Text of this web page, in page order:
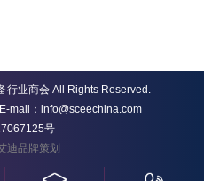
业商会 All Rights Reserved.
mail：info@sceechina.com
号
迪品牌策划